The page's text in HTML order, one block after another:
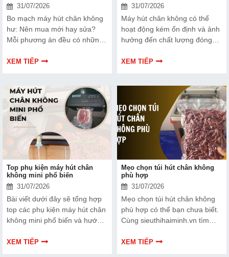
31/07/2026
Bo mạch máy hút chân không
hư: Nên mua mới hay sửa?
Mỗi phương án đều có những
cùng tìm hiểu để đưa ra quyết
XEM TIẾP
31/07/2026
Máy hút chân không có thể
hoạt động kém ổn định và ảnh
hưởng đến chất lượng đóng
Bài viết dưới đây sẽ giúp bạn
XEM TIẾP
Top phụ kiện máy hút chân
không mini phổ biến
31/07/2026
Bài viết dưới đây sẽ tổng hợp
top các phụ kiện máy hút chân
không mini phổ biến và hướng
chuẩn kỹ thuật ngay tại nhà.
XEM TIẾP
Mẹo chọn túi hút chân không
phù hợp
31/07/2026
Mẹo chọn túi hút chân không
phù hợp có thể bạn chưa biết.
Cùng sieuthihaiminh.vn tìm
thông tin bài viết dưới đây nhé!
XEM TIẾP